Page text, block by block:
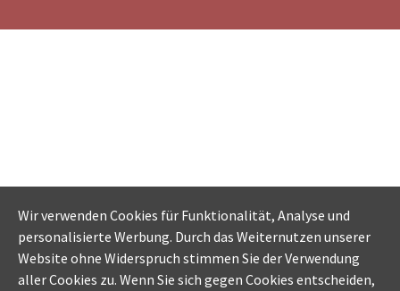
Wir verwenden Cookies für Funktionalität, Analyse und
personalisierte Werbung. Durch das Weiternutzen unserer
Website ohne Widerspruch stimmen Sie der Verwendung
aller Cookies zu. Wenn Sie sich gegen Cookies entscheiden,